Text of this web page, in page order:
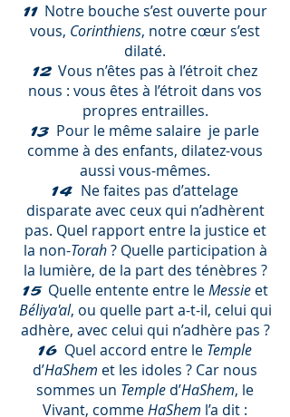
11 Notre bouche s’est ouverte pour
vous, Corinthiens, notre cœur s’est
dilaté.
12 Vous n’êtes pas à l’étroit chez
nous : vous êtes à l’étroit dans vos
propres entrailles.
13 Pour le même salaire ­ je parle
comme à des enfants, dilatez-vous
aussi vous-mêmes.
14 Ne faites pas d’attelage
disparate avec ceux qui n’adhèrent
pas. Quel rapport entre la justice et
la non-Torah? Quelle participation à
la lumière, de la part des ténèbres ?
15 Quelle entente entre leMessie et
Béliya'al, ou quelle part a-t-il, celui qui
adhère, avec celui qui n’adhère pas ?
16 Quel accord entre le Temple
d’HaShem et les idoles ? Car nous
sommes un Temple d’HaShem, le
Vivant, commeHaShem l’a dit :